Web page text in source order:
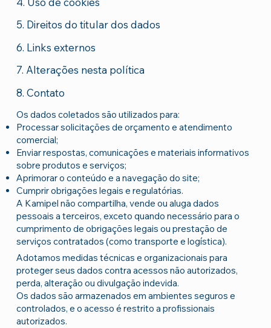
Os dados coletados são utilizados para:
Processar solicitações de orçamento e atendimento
comercial;
Enviar respostas, comunicações e materiais informativos
sobre produtos e serviços;
Aprimorar o conteúdo e a navegação do site;
Cumprir obrigações legais e regulatórias.
A Kamipel não compartilha, vende ou aluga dados
pessoais a terceiros, exceto quando necessário para o
cumprimento de obrigações legais ou prestação de
serviços contratados (como transporte e logística).
Adotamos medidas técnicas e organizacionais para
proteger seus dados contra acessos não autorizados,
perda, alteração ou divulgação indevida.
Os dados são armazenados em ambientes seguros e
controlados, e o acesso é restrito a profissionais
autorizados.
5. Direitos do titular dos dados
6. Links externos
7. Alterações nesta política
8. Contato